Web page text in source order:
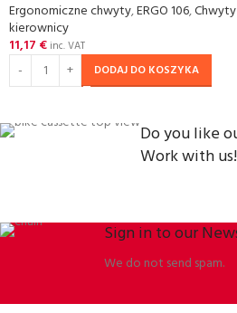
Ergonomiczne chwyty,ERGO 106,Chwyty
kierownicy
11,17 € inc. VAT
DODAJ DO KOSZYKA
Do you like
Work with us!
Sign in to our
We do not send spam.